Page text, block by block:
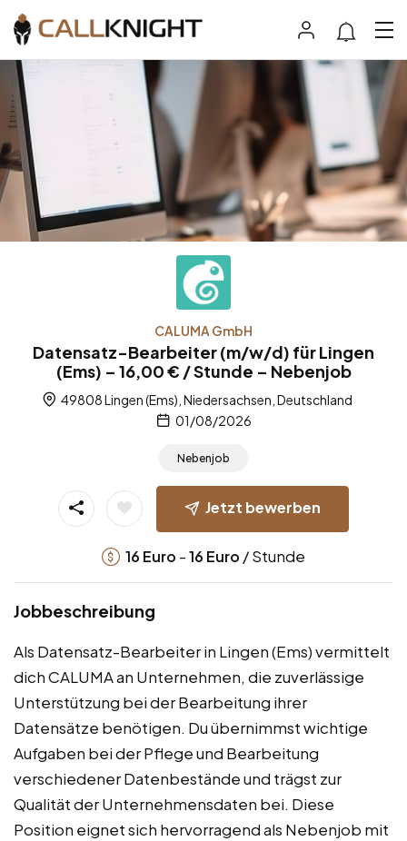
CALUMA GmbH
Datensatz-Bearbeiter (m/w/d) für Lingen
(Ems) – 16,00 € / Stunde – Nebenjob
49808 Lingen (Ems), Niedersachsen, Deutschland
01/08/2026
Nebenjob
Jetzt bewerben
16 Euro -16 Euro / Stunde
Jobbeschreibung
Als Datensatz-Bearbeiter in Lingen (Ems) vermittelt
dich CALUMA an Unternehmen, die zuverlässige
Unterstützung bei der Bearbeitung ihrer
Datensätze benötigen. Du übernimmst wichtige
Aufgaben bei der Pflege und Bearbeitung
verschiedener Datenbestände und trägst zur
Qualität der Unternehmensdaten bei. Diese
Position eignet sich hervorragend als Nebenjob mit